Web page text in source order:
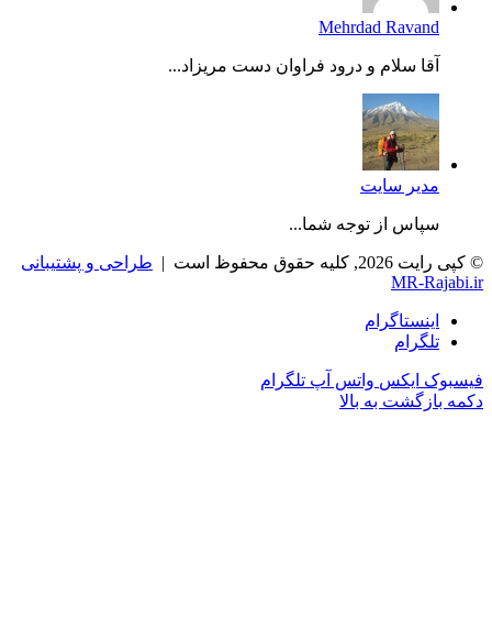
Mehrdad Ravand
آقا سلام و درود فراوان دست مریزاد...
مدیر سایت
سپاس از توجه شما...
© کپی رایت 2026, کلیه حقوق محفوظ است |
طراحی و پشتیبانی
MR-Rajabi.ir
اینستاگرام
تلگرام
فیسبوک ایکس واتس آپ تلگرام
دکمه بازگشت به بالا